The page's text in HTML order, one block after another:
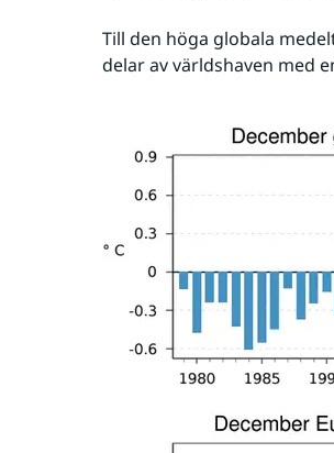
Till den höga globala
delar av världshaven med